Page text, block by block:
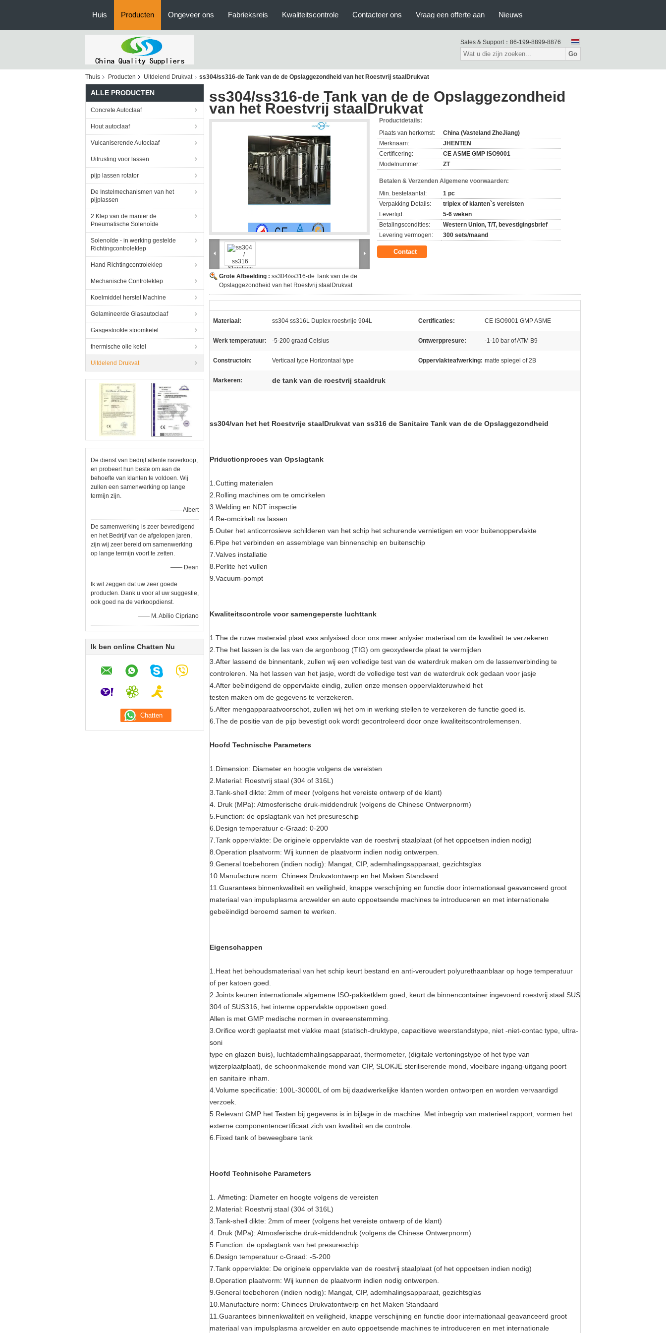
Huis Producten Ongeveer ons Fabrieksreis Kwaliteitscontrole Contacteer ons Vraag een offerte aan Nieuws
Sales & Support： 86-199-8899-8876
Go
Thuis Producten Uitdelend Drukvat ss304/ss316-de Tank van de de Opslaggezondheid van het Roestvrij staalDrukvat
ALLE PRODUCTEN
Concrete Autoclaaf
Hout autoclaaf
Vulcaniserende Autoclaaf
Uitrusting voor lassen
pijp lassen rotator
De Instelmechanismen van het
pijplassen
2 Klep van de manier de
Pneumatische Solenoïde
Solenoïde - in werking gestelde
Richtingcontroleklep
Hand Richtingcontroleklep
Mechanische Controleklep
Koelmiddel herstel Machine
Gelamineerde Glasautoclaaf
Gasgestookte stoomketel
thermische olie ketel
Uitdelend Drukvat
De dienst van bedrijf attente naverkoop,
en probeert hun beste om aan de
behoefte van klanten te voldoen. Wij
zullen een samenwerking op lange
termijn zijn.
—— Albert
De samenwerking is zeer bevredigend
en het Bedrijf van de afgelopen jaren,
zijn wij zeer bereid om samenwerking
op lange termijn voort te zetten.
—— Dean
Ik wil zeggen dat uw zeer goede
producten. Dank u voor al uw suggestie,
ook goed na de verkoopdienst.
—— M. Abílio Cipriano
Ik ben online Chatten Nu
ss304/ss316-de Tank van de de Opslaggezondheid
van het Roestvrij staalDrukvat
Grote Afbeelding : ss304/ss316-de Tank van de de
Opslaggezondheid van het Roestvrij staalDrukvat
Productdetails:
Plaats van herkomst:
China (Vasteland ZheJiang)
Merknaam:
JHENTEN
Certificering:
CE ASME GMP ISO9001
Modelnummer:
ZT
Betalen & Verzenden Algemene voorwaarden:
Min. bestelaantal:
1 pc
Verpakking Details:
triplex of klanten`s vereisten
Levertijd:
5-6 weken
Betalingscondities:
Western Union, T/T, bevestigingsbrief
Levering vermogen:
300 sets/maand
Contact
Materiaal: ss304 ss316L Duplex roestvrije 904L Certificaties: CE ISO9001 GMP ASME
Werk temperatuur: -5-200 graad Celsius Ontwerppresure: -1-10 bar of ATM B9
Constructoin: Verticaal type Horizontaal type Oppervlakteafwerking: matte spiegel of 2B
Markeren: de tank van de roestvrij staaldruk
ss304/van het het Roestvrije staalDrukvat van ss316 de Sanitaire Tank van de de Opslaggezondheid
Priductionproces van Opslagtank
1.Cutting materialen
2.Rolling machines om te omcirkelen
3.Welding en NDT inspectie
4.Re-omcirkelt na lassen
5.Outer het anticorrosieve schilderen van het schip het schurende vernietigen en voor buitenoppervlakte
6.Pipe het verbinden en assemblage van binnenschip en buitenschip
7.Valves installatie
8.Perlite het vullen
9.Vacuum-pompt
Kwaliteitscontrole voor samengeperste luchttank
1.The de ruwe materaial plaat was anlysised door ons meer anlysier materiaal om de kwaliteit te verzekeren
2.The het lassen is de las van de argonboog (TIG) om geoxydeerde plaat te vermijden
3.After lassend de binnentank, zullen wij een volledige test van de waterdruk maken om de lassenverbinding te
controleren. Na het lassen van het jasje, wordt de volledige test van de waterdruk ook gedaan voor jasje
4.After beëindigend de oppervlakte eindig, zullen onze mensen oppervlakteruwheid het
testen maken om de gegevens te verzekeren.
5.After mengapparaatvoorschot, zullen wij het om in werking stellen te verzekeren de functie goed is.
6.The de positie van de pijp bevestigt ook wordt gecontroleerd door onze kwaliteitscontrolemensen.
Hoofd Technische Parameters
1.Dimension: Diameter en hoogte volgens de vereisten
2.Material: Roestvrij staal (304 of 316L)
3.Tank-shell dikte: 2mm of meer (volgens het vereiste ontwerp of de klant)
4. Druk (MPa): Atmosferische druk-middendruk (volgens de Chinese Ontwerpnorm)
5.Function: de opslagtank van het presureschip
6.Design temperatuur c-Graad: 0-200
7.Tank oppervlakte: De originele oppervlakte van de roestvrij staalplaat (of het oppoetsen indien nodig)
8.Operation plaatvorm: Wij kunnen de plaatvorm indien nodig ontwerpen.
9.General toebehoren (indien nodig): Mangat, CIP, ademhalingsapparaat, gezichtsglas
10.Manufacture norm: Chinees Drukvatontwerp en het Maken Standaard
11.Guarantees binnenkwaliteit en veiligheid, knappe verschijning en functie door internationaal geavanceerd groot
materiaal van impulsplasma arcwelder en auto oppoetsende machines te introduceren en met internationale
gebeëindigd beroemd samen te werken.
Eigenschappen
1.Heat het behoudsmateriaal van het schip keurt bestand en anti-veroudert polyurethaanblaar op hoge temperatuur
of per katoen goed.
2.Joints keuren internationale algemene ISO-pakketklem goed, keurt de binnencontainer ingevoerd roestvrij staal SUS
304 of SUS316, het interne oppervlakte oppoetsen goed.
Allen is met GMP medische normen in overeenstemming.
3.Orifice wordt geplaatst met vlakke maat (statisch-druktype, capacitieve weerstandstype, niet -niet-contac type, ultra-
soni
type en glazen buis), luchtademhalingsapparaat, thermometer, (digitale vertoningstype of het type van
wijzerplaatplaat), de schoonmakende mond van CIP, SLOKJE steriliserende mond, vloeibare ingang-uitgang poort
en sanitaire inham.
4.Volume specificatie: 100L-30000L of om bij daadwerkelijke klanten worden ontworpen en worden vervaardigd
verzoek.
5.Relevant GMP het Testen bij gegevens is in bijlage in de machine. Met inbegrip van materieel rapport, vormen het
externe componentencertificaat zich van kwaliteit en de controle.
6.Fixed tank of beweegbare tank
Hoofd Technische Parameters
1. Afmeting: Diameter en hoogte volgens de vereisten
2.Material: Roestvrij staal (304 of 316L)
3.Tank-shell dikte: 2mm of meer (volgens het vereiste ontwerp of de klant)
4. Druk (MPa): Atmosferische druk-middendruk (volgens de Chinese Ontwerpnorm)
5.Function: de opslagtank van het presureschip
6.Design temperatuur c-Graad: -5-200
7.Tank oppervlakte: De originele oppervlakte van de roestvrij staalplaat (of het oppoetsen indien nodig)
8.Operation plaatvorm: Wij kunnen de plaatvorm indien nodig ontwerpen.
9.General toebehoren (indien nodig): Mangat, CIP, ademhalingsapparaat, gezichtsglas
10.Manufacture norm: Chinees Drukvatontwerp en het Maken Standaard
11.Guarantees binnenkwaliteit en veiligheid, knappe verschijning en functie door internationaal geavanceerd groot
materiaal van impulsplasma arcwelder en auto oppoetsende machines te introduceren en met internationale